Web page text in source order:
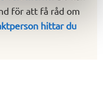
för att få råd om
hittar du